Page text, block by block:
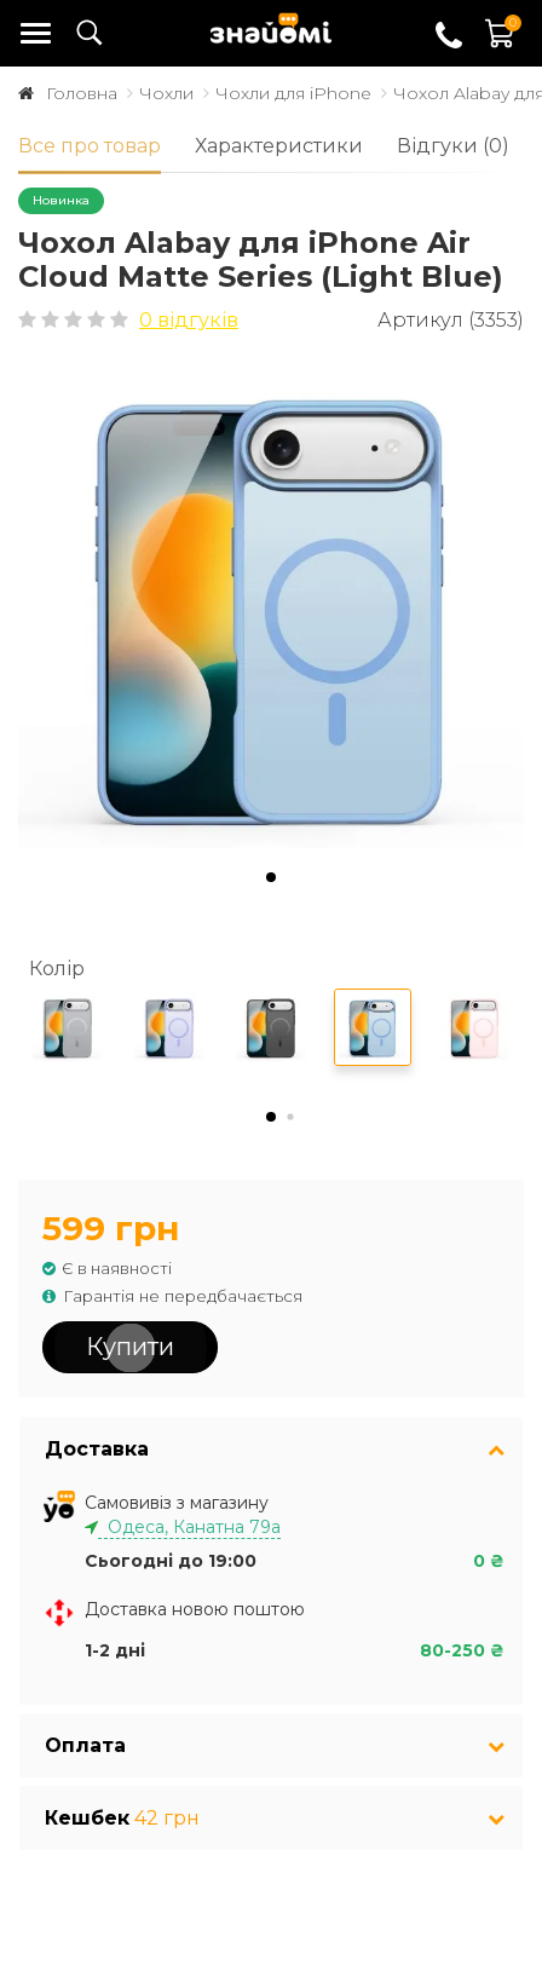
0
Головна Чохли Чохли для iPhone Чохол Alabay
Все про товар Характеристики Відгуки (0)
Новинка
Чохол Alabay для iPhone Air
Cloud Matte Series (Light Blue)
0 відгуків Артикул (3353)
Колір
599 грн
Є в наявності
Гарантія не передбачається
Купити
Доставка
Самовивіз з магазину
Одеса, Канатна 79а
Сьогодні до 19:00
0 ₴
Доставка новою поштою
1-2 дні
80-250 ₴
Оплата
Кешбек 42 грн